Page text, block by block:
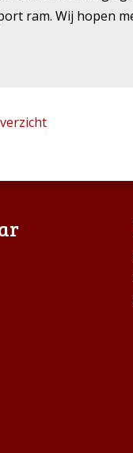
ram. Wij hopen